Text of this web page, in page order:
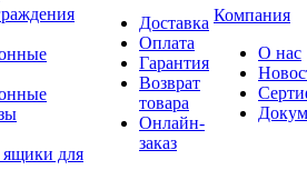
Доставка
Оплата
Гарантия
Возврат
товара
Онлайн-
заказ
Компания
О нас